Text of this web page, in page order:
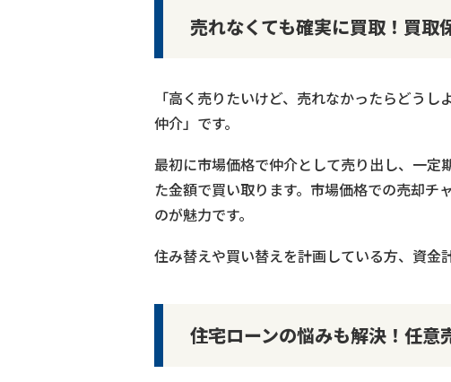
売れなくても確実に買取！買取
「高く売りたいけど、売れなかったらどう
仲介」です。
最初に市場価格で仲介として売り出し、一
た金額で買い取ります。市場価格での売却チ
のが魅力です。
住み替えや買い替えを計画している方、資金
住宅ローンの悩みも解決！任意